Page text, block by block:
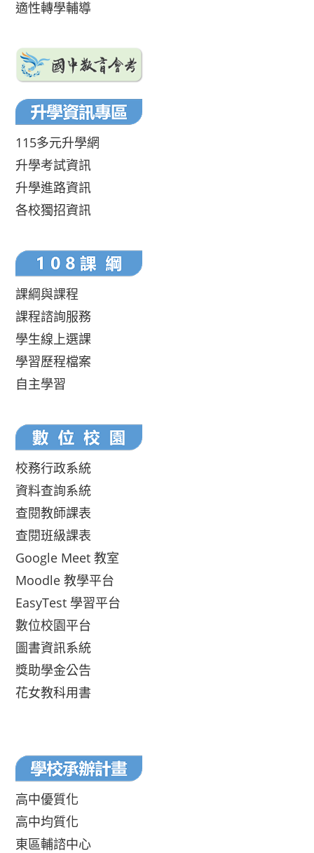
適性轉學輔導
115多元升學網
升學考試資訊
升學進路資訊
各校獨招資訊
課綱與課程
課程諮詢服務
學生線上選課
學習歷程檔案
自主學習
校務行政系統
資料查詢系統
查閱教師課表
查閱班級課表
Google Meet 教室
Moodle 教學平台
EasyTest 學習平台
數位校園平台
圖書資訊系統
獎助學金公告
花女教科用書
高中優質化
高中均質化
東區輔諮中心